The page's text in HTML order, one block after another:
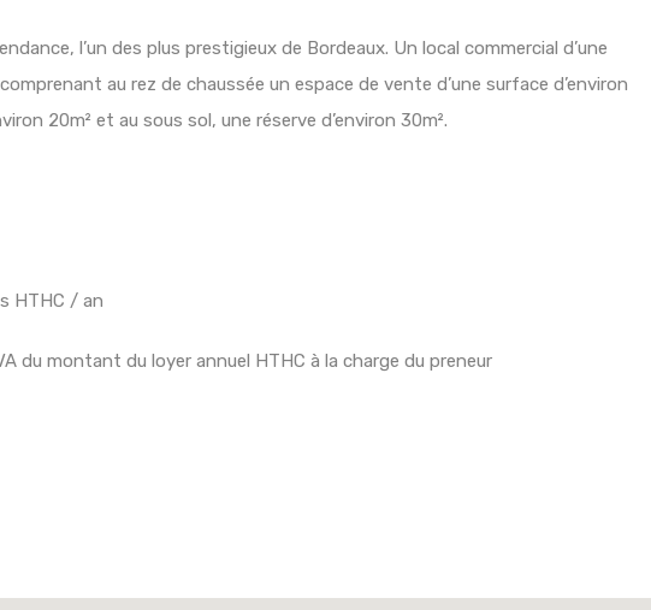
l’un des plus prestigieux de Bordeaux. Un local commercial d’une
au rez de chaussée un espace de vente d’une surface d’environ
20m² et au sous sol, une réserve d’environ 30m².
HTHC / an
du montant du loyer annuel HTHC à la charge du preneur